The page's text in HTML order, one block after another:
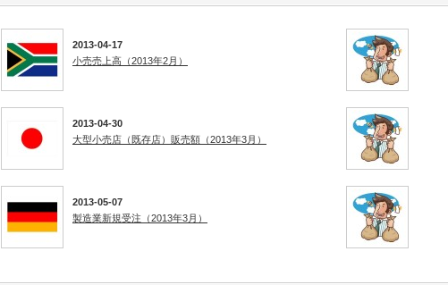
2013-04-17
小売売上高（2013年2月）
2013-04-30
大型小売店（既存店）販売額（2013年3月）
2013-05-07
製造業新規受注（2013年3月）